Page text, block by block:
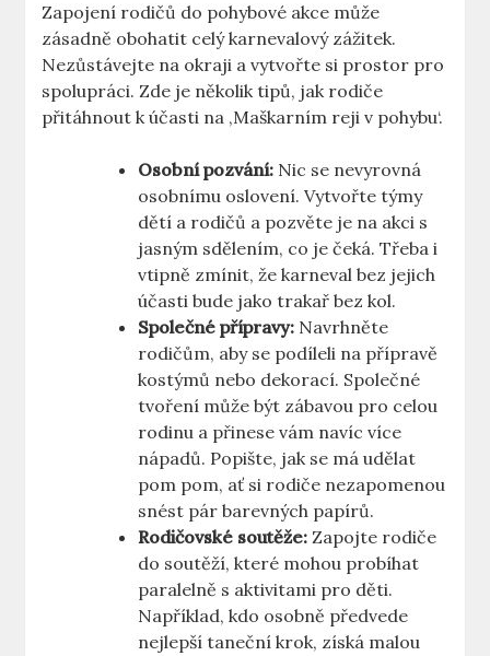
Zapojení rodičů do pohybové⁢ akce může
zásadně obohatit celý karnevalový zážitek.
Nezůstávejte na okraji a vytvořte si prostor pro
spolupráci. Zde je několik tipů, jak rodiče
přitáhnout k ‌účasti ​na ‚Maškarním reji v pohybu‘.
Osobní pozvání: Nic se nevyrovná
osobnímu oslovení. Vytvořte týmy
dětí a rodičů a pozvěte je na akci s
⁢jasným sdělením, co je čeká. Třeba i
vtipně zmínit, že‌ karneval bez jejich
účasti bude jako trakař bez kol.
Společné přípravy: Navrhněte
rodičům, aby‍ se podíleli‍ na přípravě
kostýmů nebo⁤ dekorací. Společné
tvoření může být zábavou pro celou
rodinu a přinese vám navíc více
nápadů. Popište, jak se ​má udělat
pom pom, ať si rodiče nezapomenou
snést pár⁤ barevných papírů.
Rodičovské soutěže: Zapojte rodiče
do soutěží, které mohou probíhat
paralelně s aktivitami pro děti.
⁢Například, kdo ⁣osobně předvede
nejlepší taneční krok, získá malou